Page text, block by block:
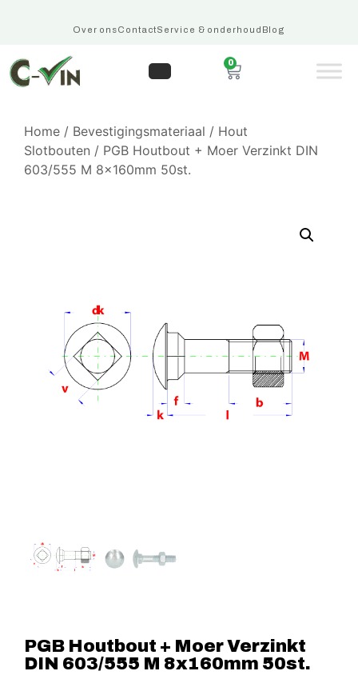
Over onsContactService & onderhoudBlog
0
Home / Bevestigingsmateriaal / Hout
Slotbouten / PGB Houtbout + Moer Verzinkt DIN
603/555 M 8x160mm 50st.
PGB Houtbout + Moer Verzinkt
DIN 603/555 M 8x160mm 50st.